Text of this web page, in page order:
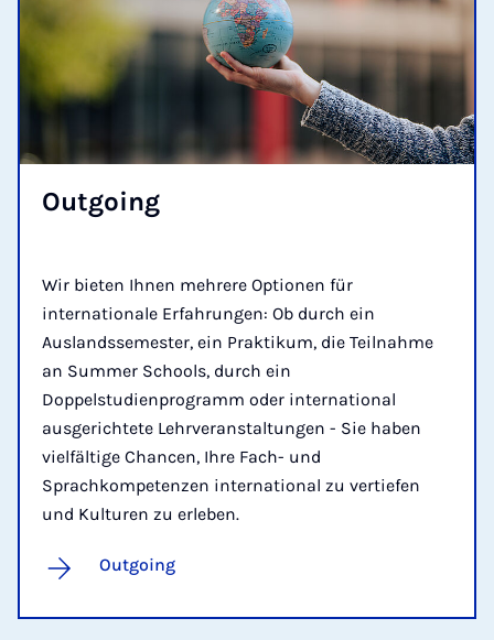
Out­go­ing
Wir bieten Ihnen mehrere Optionen für
internationale Erfahrungen: Ob durch ein
Auslandssemester, ein Praktikum, die Teilnahme
an Summer Schools, durch ein
Doppelstudienprogramm oder international
ausgerichtete Lehrveranstaltungen - Sie haben
vielfältige Chancen, Ihre Fach- und
Sprachkompetenzen international zu vertiefen
und Kulturen zu erleben.
Outgoing